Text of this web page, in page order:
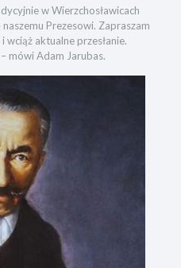
w Wierzchosławicach
Prezesowi. Zapraszam
wciąż aktualne przesłanie.
mówi Adam Jarubas.